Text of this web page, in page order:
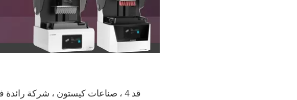
قد 4 ، صناعات كيستون ، شركة